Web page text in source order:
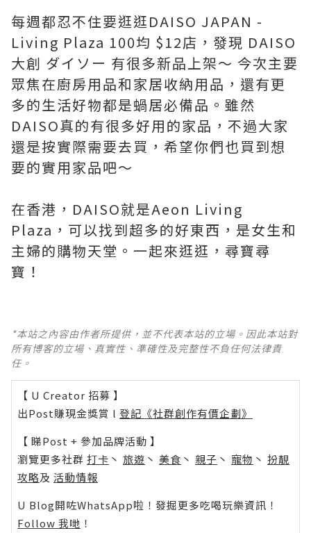
每週都忍不住要逛逛DAISO JAPAN -
Living Plaza 100均 $12店，發現 DAISO
大創 ダイソー 有很多新品上架～ 今次主要
眾焦在廚房用品和家居收納用品，還有更
多的生活好物都是蝸居必備品。雖然
DAISO真的有很多好用的家品，不過大家
還是按實際需要去買，希望你們也買到想
要的實用家品吧～
在香港，DAISO就是Aeon Living
Plaza，可以找到超多的好東西，是女生和
主婦的購物天堂。一起來逛逛，尋寶尋
寶！
*本站之內容由作者所提供，並不代表本站的立場。因此本站對
所有博客的立場、真實性、準確性及完整性不負任何法律責
任。
【 U Creator 招募 】
出Post賺現金獎賞 l 登記《社群創作有價企劃》
【 睇Post + 參加品牌活動 】
瀏覽更多社群 打卡 丶 旅遊 丶 美食 丶 親子 丶 寵物 丶 扮靚
攻略及 活動情報
U Blog開咗WhatsApp啦！發掘更多吃喝玩樂資訊！
Follow 我哋 ！